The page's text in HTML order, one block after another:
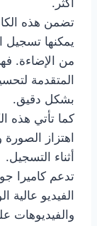
أكثر.
تضمن هذه
يمكنها تسجيل
من الإضاءة.
المتقدمة
بشكل دقيق.
كما تأتي هذه
اهتزاز
أثناء التسجيل.
تدعم كاميرا
الفيديو
والفيديوهات